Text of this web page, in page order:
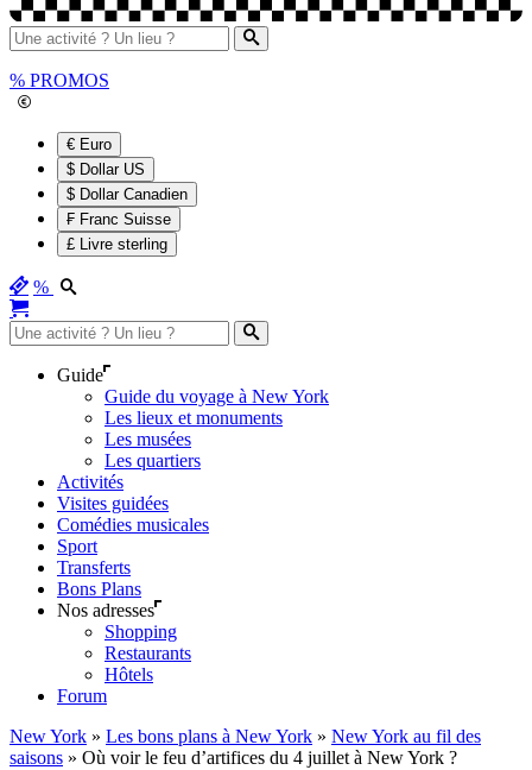
% PROMOS
€ Euro
$ Dollar US
$ Dollar Canadien
₣ Franc Suisse
£ Livre sterling
%
Guide
Guide du voyage à New York
Les lieux et monuments
Les musées
Les quartiers
Activités
Visites guidées
Comédies musicales
Sport
Transferts
Bons Plans
Nos adresses
Shopping
Restaurants
Hôtels
Forum
New York » Les bons plans à New York » New York au fil des
saisons » Où voir le feu d’artifices du 4 juillet à New York ?